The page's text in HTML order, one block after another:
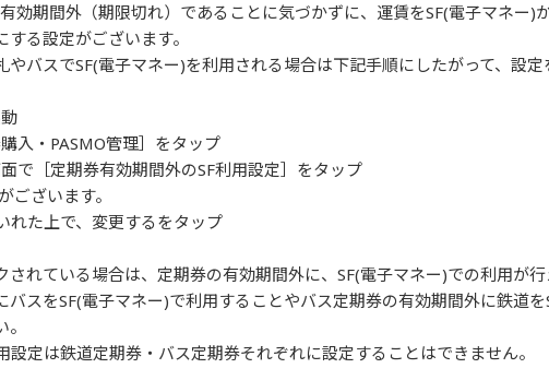
効期間外（期限切れ）であることに気づかずに、運賃をSF(電子マネー
る設定がございます。
やバスでSF(電子マネー)を利用される場合は下記手順にしたがって、設
入・PASMO管理］をタップ
で［定期券有効期間外のSF利用設定］をタップ
ざいます。
れた上で、変更するをタップ
れている場合は、定期券の有効期間外に、SF(電子マネー)での利用が
スをSF(電子マネー)で利用することやバス定期券の有効期間外に鉄道
定は鉄道定期券・バス定期券それぞれに設定することはできません。